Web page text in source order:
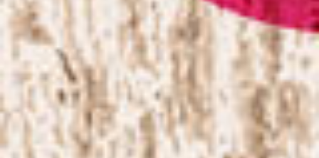
SowieZo band
Wijkfestival Hoograven